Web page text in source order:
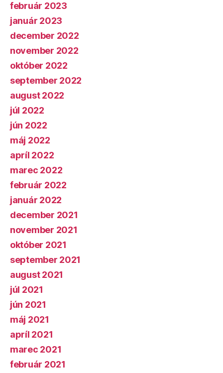
február 2023
január 2023
december 2022
november 2022
október 2022
september 2022
august 2022
júl 2022
jún 2022
máj 2022
apríl 2022
marec 2022
február 2022
január 2022
december 2021
november 2021
október 2021
september 2021
august 2021
júl 2021
jún 2021
máj 2021
apríl 2021
marec 2021
február 2021